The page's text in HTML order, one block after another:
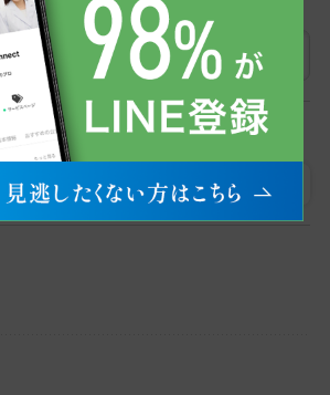
初期研修医